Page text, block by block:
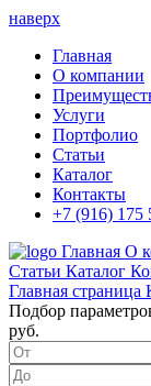
наверх
Главная
О компании
Услуги
Портфолио
Статьи
Каталог
Контакты
+7 (916) 175
Главная О
Статьи Каталог
Главная страница
Подбор
руб.